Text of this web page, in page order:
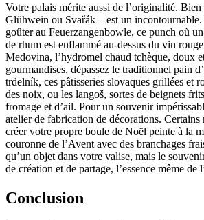
Votre palais mérite aussi de l’originalité.
Glühwein ou Svařák – est un
goûter au Feuerzangenbowle, ce punch où
de rhum est enflammé au-dessus du vin
Medovina, l’hydromel chaud tchèque, doux
gourmandises, dépassez le traditionnel pain
trdelník, ces pâtisseries slovaques grillées et
des noix, ou les langoš, sortes de beignets
fromage et d’ail. Pour un souvenir
atelier de fabrication de décorations. Certains
créer votre propre boule de Noël peinte à la
couronne de l’Avent avec des branchages
qu’un objet dans votre valise, mais le
de création et de partage, l’essence même de
Conclusion